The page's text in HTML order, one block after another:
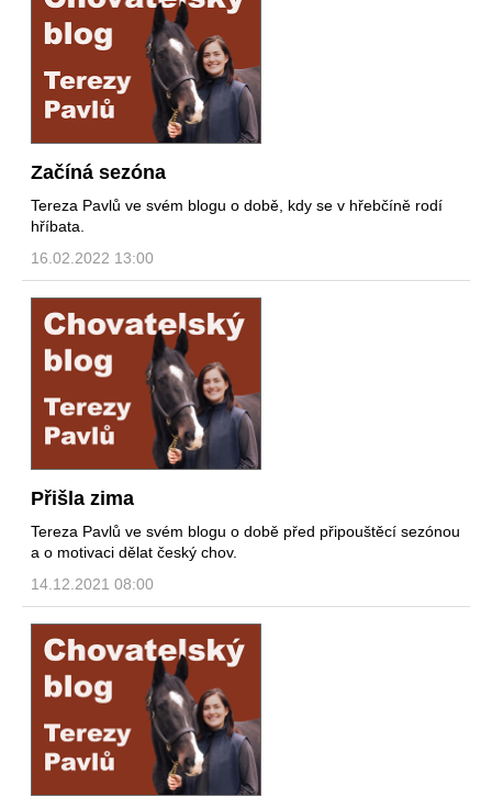
Začíná sezóna
Tereza Pavlů ve svém blogu o době, kdy se v hřebčíně rodí
hříbata.
16.02.2022 13:00
Přišla zima
Tereza Pavlů ve svém blogu o době před připouštěcí sezónou
a o motivaci dělat český chov.
14.12.2021 08:00